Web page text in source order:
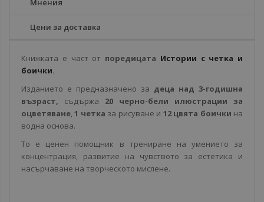
Мнения
Цени за доставка
Книжката е част от поредицата Истории с четка и
боички.
Изданието е предназначено за деца над 3-годишна
възраст, съдържа 20 черно-бели илюстрации за
оцветяване,1 четка за рисуване и 12 цвята боички на
водна основа.
То е ценен помощник в трениране на умението за
концентрация, развитие на чувството за естетика и
насърчаване на творческото мислене.